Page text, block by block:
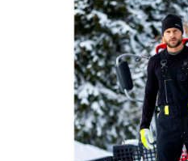
produktu
je
0,0
z
5
hviezdičiek.